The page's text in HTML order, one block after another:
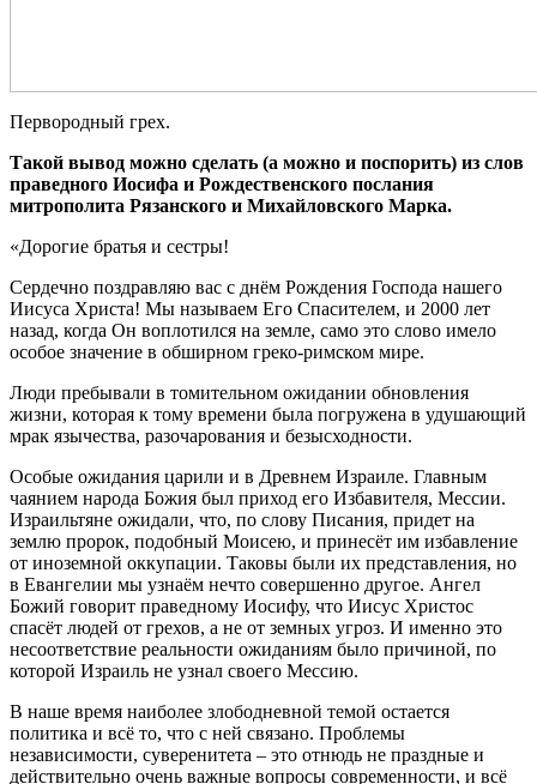
Первородный грех.
Такой вывод можно сделать (а можно и поспорить) из слов
праведного Иосифа и Рождественского послания
митрополита Рязанского и Михайловского Марка.
«Дорогие братья и сестры!
Сердечно поздравляю вас с днём Рождения Господа нашего
Иисуса Христа! Мы называем Его Спасителем, и 2000 лет
назад, когда Он воплотился на земле, само это слово имело
особое значение в обширном греко-римском мире.
Люди пребывали в томительном ожидании обновления
жизни, которая к тому времени была погружена в удушающий
мрак язычества, разочарования и безысходности.
Особые ожидания царили и в Древнем Израиле. Главным
чаянием народа Божия был приход его Избавителя, Мессии.
Израильтяне ожидали, что, по слову Писания, придет на
землю пророк, подобный Моисею, и принесёт им избавление
от иноземной оккупации. Таковы были их представления, но
в Евангелии мы узнаём нечто совершенно другое. Ангел
Божий говорит праведному Иосифу, что Иисус Христос
спасёт людей от грехов, а не от земных угроз. И именно это
несоответствие реальности ожиданиям было причиной, по
которой Израиль не узнал своего Мессию.
В наше время наиболее злободневной темой остается
политика и всё то, что с ней связано. Проблемы
независимости, суверенитета – это отнюдь не праздные и
действительно очень важные вопросы современности, и всё